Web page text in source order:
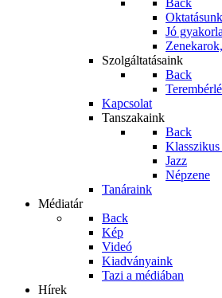
Back
Jó
Szolgáltatásaink
Back
Kapcsolat
Tanszakaink
Back
Klasszikus
Jazz
Népzene
Tanáraink
Médiatár
Back
Kép
Videó
Kiadványaink
Tazi a médiában
Hírek